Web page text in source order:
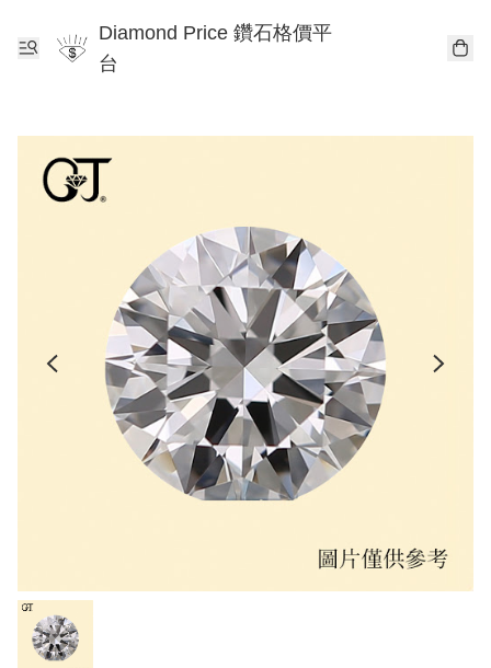
Diamond Price 鑽石格價平
台